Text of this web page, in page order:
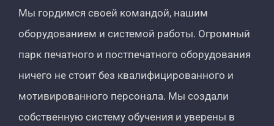
Мы гордимся своей командой, нашим
оборудованием и системой работы. Огромный
парк печатного и постпечатного оборудования
ничего не стоит без квалифицированного и
мотивированного персонала. Мы создали
собственную систему обучения и уверены в